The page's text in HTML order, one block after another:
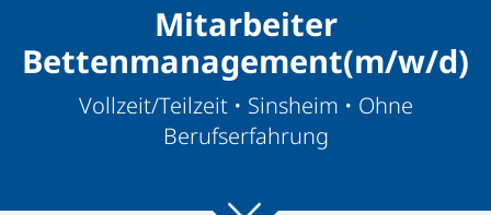
Mitarbeiter
Bettenmanagement(m/w/d)
Vollzeit/Teilzeit • Sinsheim • Ohne
Berufserfahrung